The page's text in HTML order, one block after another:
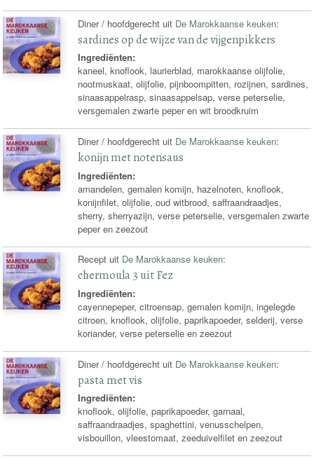
Diner / hoofdgerecht uit De Marokkaanse keuken:
sardines op de wijze van de vijgenpikkers
Ingrediënten:
kaneel, knoflook, laurierblad, marokkaanse olijfolie,
nootmuskaat, olijfolie, pijnboompitten, rozijnen, sardines,
sinaasappelrasp, sinaasappelsap, verse peterselie,
versgemalen zwarte peper en wit broodkruim
Diner / hoofdgerecht uit De Marokkaanse keuken:
konijn met notensaus
Ingrediënten:
amandelen, gemalen komijn, hazelnoten, knoflook,
konijnfilet, olijfolie, oud witbrood, saffraandraadjes,
sherry, sherryazijn, verse peterselie, versgemalen zwarte
peper en zeezout
Recept uit De Marokkaanse keuken:
chermoula 3 uit Fez
Ingrediënten:
cayennepeper, citroensap, gemalen komijn, ingelegde
citroen, knoflook, olijfolie, paprikapoeder, selderij, verse
koriander, verse peterselie en zeezout
Diner / hoofdgerecht uit De Marokkaanse keuken:
pasta met vis
Ingrediënten:
knoflook, olijfolie, paprikapoeder, garnaal,
saffraandraadjes, spaghettini, venusschelpen,
visbouillon, vleestomaat, zeeduivelfilet en zeezout